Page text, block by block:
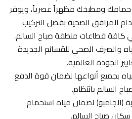
ومطبخك مظهراً عصرياً، ويوفر
المرافق الصحية بفضل التركيب
كافة قطاعات منطقة صباح السالم.
الصحي للقسائم الجديدة
الجودة العالمية.
أنواعها لضمان قوة الدفع
السالم بانتظام.
لضمان مياه استحمام
صباح السالم.